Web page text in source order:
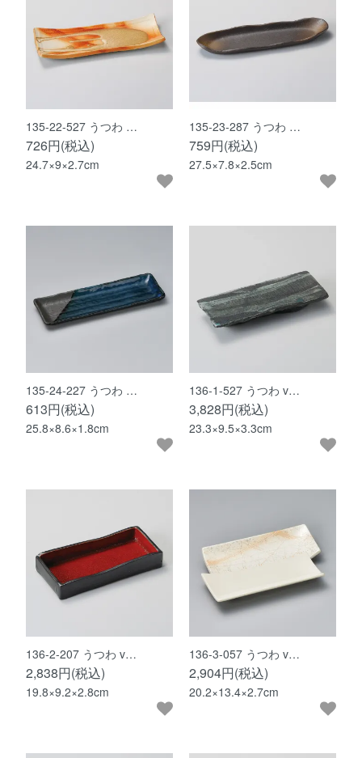
135-22-527 うつわ …
726円(税込)
24.7×9×2.7cm
135-23-287 うつわ …
759円(税込)
27.5×7.8×2.5cm
135-24-227 うつわ …
613円(税込)
25.8×8.6×1.8cm
136-1-527 うつわ v…
3,828円(税込)
23.3×9.5×3.3cm
136-2-207 うつわ v…
2,838円(税込)
19.8×9.2×2.8cm
136-3-057 うつわ v…
2,904円(税込)
20.2×13.4×2.7cm